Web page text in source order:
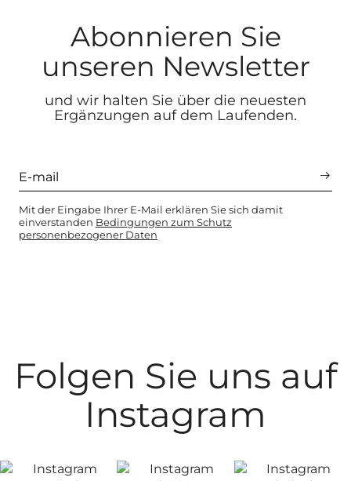
Abonnieren Sie
unseren Newsletter
und wir halten Sie über die neuesten
Ergänzungen auf dem Laufenden.
Mit der Eingabe Ihrer E-Mail erklären Sie sich damit
einverstanden Bedingungen zum Schutz
personenbezogener Daten
Folgen Sie uns auf
Instagram